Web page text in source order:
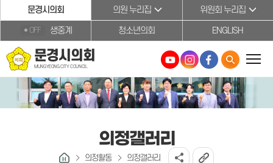
본문바로가기문경시의회 의원 누리집 위원회 누리집
OFF 생중계 청소년의회 ENGLISH
문경시의회
MUNGYEONG CITY COUNCIL
의정갤러리
의정활동 의정갤러리